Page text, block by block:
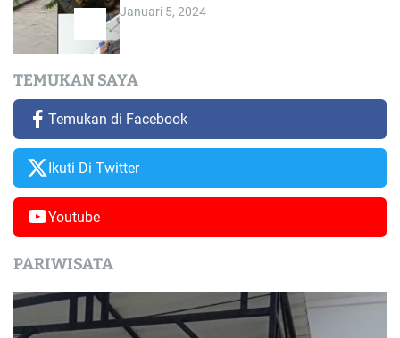
Januari 5, 2024
TEMUKAN SAYA
Temukan di Facebook
Ikuti Di Twitter
Youtube
PARIWISATA